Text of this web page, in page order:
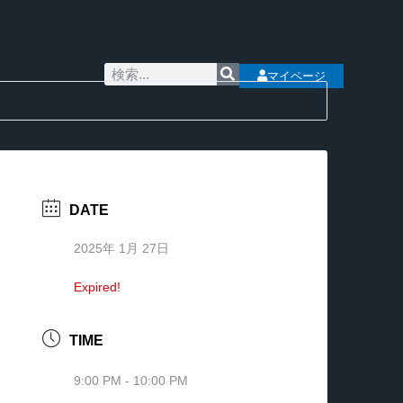
マイページ
DATE
2025年 1月 27日
Expired!
TIME
9:00 PM - 10:00 PM